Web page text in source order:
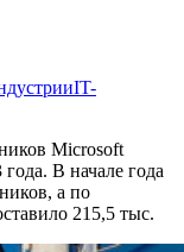
IT-
Microsoft
года. В начале года
а по
215,5 тыс.